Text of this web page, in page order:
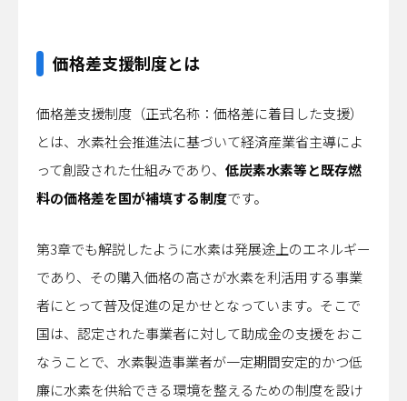
価格差支援制度とは
価格差支援制度（正式名称：価格差に着目した支援）
とは、水素社会推進法に基づいて経済産業省主導によ
って創設された仕組みであり、 低炭素水素等と既存燃
料の価格差を国が補填する制度です。
第3章でも解説したように水素は発展途上のエネルギー
であり、その購入価格の高さが水素を利活用する事業
者にとって普及促進の足かせとなっています。そこで
国は、認定された事業者に対して助成金の支援をおこ
なうことで、水素製造事業者が一定期間安定的かつ低
廉に水素を供給できる環境を整えるための制度を設け